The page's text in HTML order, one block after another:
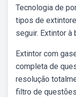
Tecnologia de
tipos de
seguir. Extintor à
Extintor com
completa de
resolução
filtro de